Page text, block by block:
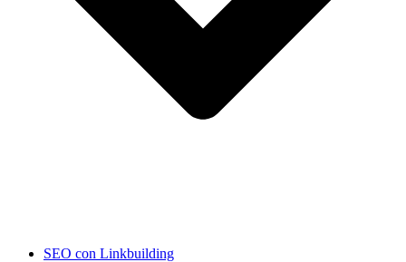
SEO con Linkbuilding